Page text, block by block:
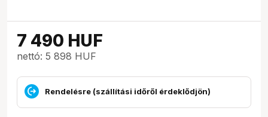
7 490 HUF
nettó: 5 898 HUF
Rendelésre (szállítási időről érdeklődjön)